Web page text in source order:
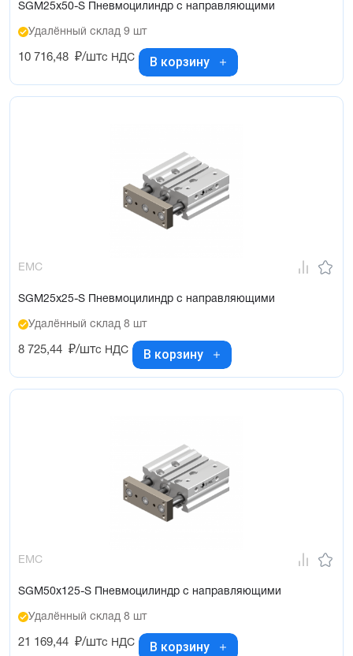
SGM25x50-S Пневмоцилиндр с направляющими
Удалённый склад 9 шт
10 716,48 ₽/штс НДС В корзину
EMC
SGM25x25-S Пневмоцилиндр с направляющими
Удалённый склад 8 шт
8 725,44 ₽/штс НДС В корзину
EMC
SGM50x125-S Пневмоцилиндр с направляющими
Удалённый склад 8 шт
21 169,44 ₽/штс НДС В корзину